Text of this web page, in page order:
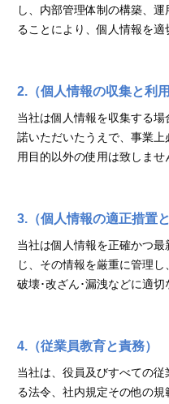
し、内部管理体制の構築、
ることにより、個人情報を適
2.（個人情報の収集と利用
当社は個人情報を収集する
諾いただいたうえで、事業
用目的以外の使用は致しませ
3.（個人情報の適正措置
当社は個人情報を正確かつ
じ、その情報を厳重に管理
破壊･改ざん･漏洩などに適切
4.（従業員教育と責務）
当社は、役員及びすべての
る法令、社内規定その他の